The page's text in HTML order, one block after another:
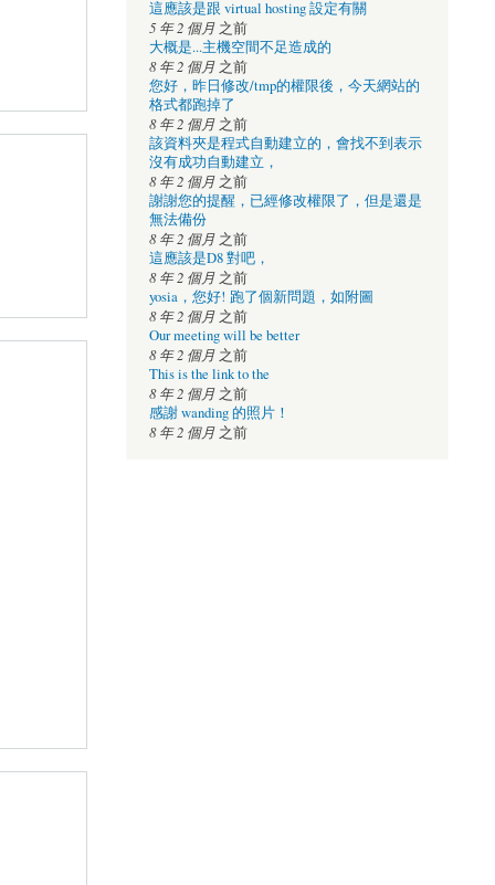
這應該是跟 virtual hosting 設定有關
5 年 2 個月之前
大概是...主機空間不足造成的
8 年 2 個月之前
您好，昨日修改/tmp的權限後，今天網站的
格式都跑掉了
8 年 2 個月之前
該資料夾是程式自動建立的，會找不到表示
沒有成功自動建立，
8 年 2 個月之前
謝謝您的提醒，已經修改權限了，但是還是
無法備份
8 年 2 個月之前
這應該是D8 對吧，
8 年 2 個月之前
yosia，您好! 跑了個新問題，如附圖
8 年 2 個月之前
Our meeting will be better
8 年 2 個月之前
This is the link to the
8 年 2 個月之前
感謝 wanding 的照片！
8 年 2 個月之前